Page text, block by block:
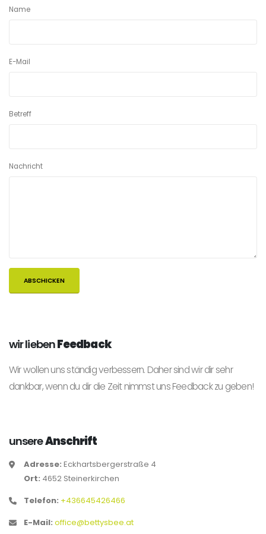
Name
E-Mail
Betreff
Nachricht
wir liebenFeedback
Wir wollen uns ständig verbessern. Daher sind wir dir sehr
dankbar, wenn du dir die Zeit nimmst uns Feedback zu geben!
unsereAnschrift
Adresse: Eckhartsbergerstraße 4
Ort: 4652 Steinerkirchen
Telefon: +436645426466
E-Mail: office@bettysbee.at